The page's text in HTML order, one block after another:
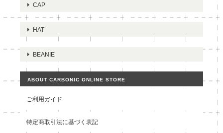
CAP
HAT
BEANIE
ABOUT CARBONIC ONLINE STORE
ご利用ガイド
特定商取引法に基づく表記